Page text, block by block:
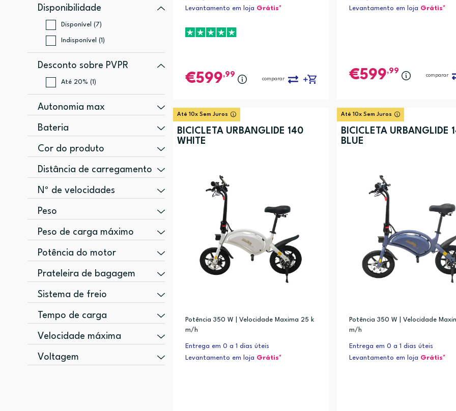
Disponibilidade
Disponível (7)
Indisponível (1)
Desconto sobre PVPR
Até 20% (1)
Autonomia max
20 km (2)
45 km (1)
Bateria
7,8 Ah (2)
Cor do produto
Azul (2)
Preto, Laranja (1)
Distância de carregamento
30 km (1)
Nº de velocidades
Peso
33 kg (1)
Peso de carga máximo
120 kg (4)
Potência do motor
350 W (3)
400 W (1)
Prateleira de bagagem
Não (2)
Sistema de freio
Disco (4)
Tempo de carga
5 h (2)
Velocidade máxima
Voltagem
Levantamento em loja Grátis*
599,99
comparar
Levantamento em loja Grátis*
599,99
comparar
Até 10x Sem Juros
BICICLETA URBANGLIDE 140
WHITE
Potência 350 W | Velocidade Maxima 25 k
m/h
Entrega em 0 a 1 dias úteis
Levantamento em loja Grátis*
Até 10x Sem Juros
BICICLETA URBANGLIDE
BLUE
Potência 350 W | Velocidade
m/h
Entrega em 0 a 1 dias úteis
Levantamento em loja Grátis*